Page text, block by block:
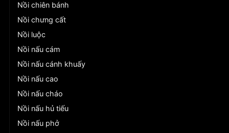
Nồi chiên bánh
Nồi chưng cất
Nồi luộc
Nồi nấu cám
Nồi nấu cánh khuấy
Nồi nấu cao
Nồi nấu cháo
Nồi nấu hủ tiếu
Nồi nấu phở